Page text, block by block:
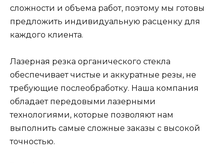
сложности и объема работ, поэтому мы готовы
предложить индивидуальную расценку для
каждого клиента.
Лазерная резка органического стекла
обеспечивает чистые и аккуратные резы, не
требующие послеобработку. Наша компания
обладает передовыми лазерными
технологиями, которые позволяют нам
выполнить самые сложные заказы с высокой
точностью.